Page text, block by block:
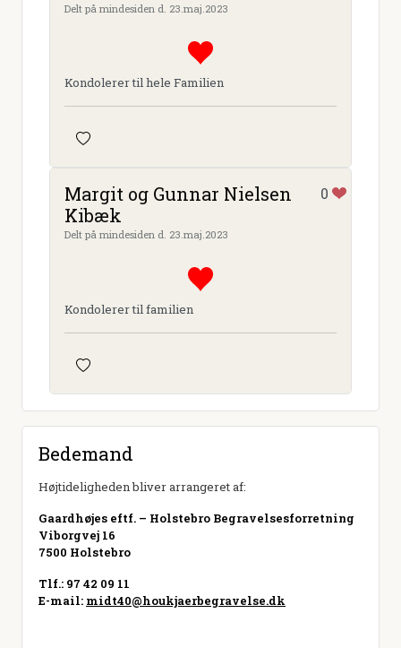
Delt på mindesiden d. 23.maj.2023
Kondolerer til hele Familien
Margit og Gunnar Nielsen
Kibæk
0
Delt på mindesiden d. 23.maj.2023
Kondolerer til familien
Bedemand
Højtideligheden bliver arrangeret af:
Gaardhøjes eftf. – Holstebro Begravelsesforretning
Viborgvej 16
7500 Holstebro
Tlf.: 97 42 09 11
E-mail: midt40@houkjaerbegravelse.dk